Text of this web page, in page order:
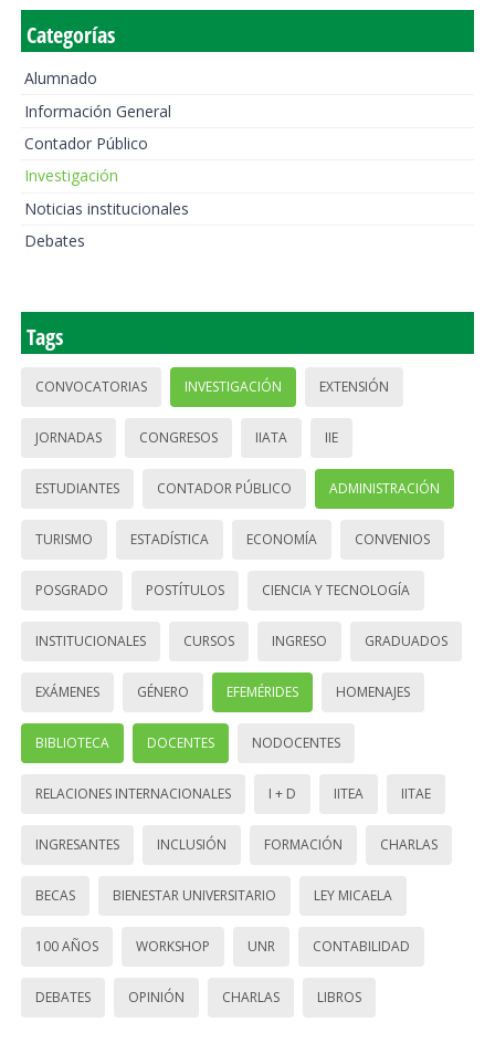
Categorías
Alumnado
Información General
Contador Público
Investigación
Noticias institucionales
Debates
Tags
CONVOCATORIAS INVESTIGACIÓN EXTENSIÓN
JORNADAS CONGRESOS IIATA IIE
ESTUDIANTES CONTADOR PÚBLICO ADMINISTRACIÓN
TURISMO ESTADÍSTICA ECONOMÍA CONVENIOS
POSGRADO POSTÍTULOS CIENCIA Y TECNOLOGÍA
INSTITUCIONALES CURSOS INGRESO GRADUADOS
EXÁMENES GÉNERO EFEMÉRIDES HOMENAJES
BIBLIOTECA DOCENTES NODOCENTES
RELACIONES INTERNACIONALES I + D IITEA IITAE
INGRESANTES INCLUSIÓN FORMACIÓN CHARLAS
BECAS BIENESTAR UNIVERSITARIO LEY MICAELA
100 AÑOS WORKSHOP UNR CONTABILIDAD
DEBATES OPINIÓN CHARLAS LIBROS